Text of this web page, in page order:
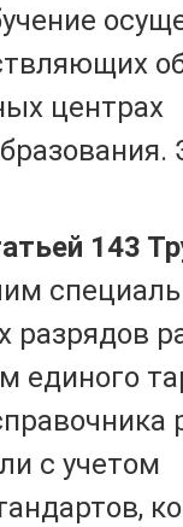
центрах
143
разрядов
единого
с учетом